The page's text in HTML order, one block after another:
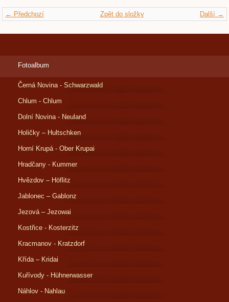
← Předchozí Další →
Zpět do složky
Fotoalbum
Černá Novina - Schwarzwald
Chlum - Chlum
Dolní Novina - Neuland
Holičky – Hultschken
Horní Krupá - Ober Krupai
Hradčany - Kummer
Hvězdov – Höflitz
Jablonec – Gablonz
Jezová – Jezowai
Kostřice - Kosterzitz
Kracmanov - Kratzdorf
Křída – Kridai
Kuřívody - Hühnerwasser
Náhlov - Nahlau